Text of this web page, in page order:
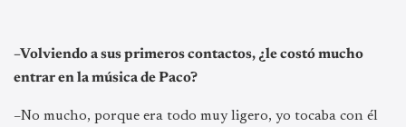
–Volviendo a sus primeros contactos, ¿le costó mucho
entrar en la música de Paco?
–No mucho, porque era todo muy ligero, yo tocaba con él